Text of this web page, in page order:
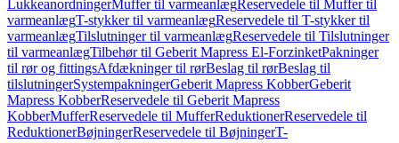
LukkeanordningerMuffer til varmeanlægReservedele til Muffer til
varmeanlægT-stykker til varmeanlægReservedele til T-stykker til
varmeanlægTilslutninger til varmeanlægReservedele til Tilslutninger
til varmeanlægTilbehør til Geberit Mapress El-ForzinketPakninger
til rør og fittingsAfdækninger til rørBeslag til rørBeslag til
tilslutningerSystempakningerGeberit Mapress KobberGeberit
Mapress KobberReservedele til Geberit Mapress
KobberMufferReservedele til MufferReduktionerReservedele til
ReduktionerBøjningerReservedele til BøjningerT-